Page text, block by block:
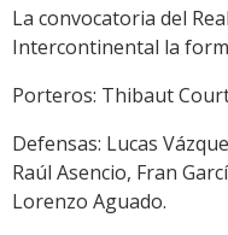
La convocatoria del
Intercontinental la
Porteros: Thibaut
Defensas: Lucas
Raúl Asencio, Fran
Lorenzo Aguado.